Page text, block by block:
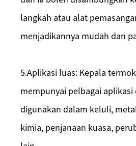
langkah atau alat
menjadikannya mudah dan
5.Aplikasi luas: Kepala
mempunyai pelbagai aplikasi
digunakan dalam keluli,
kimia, penjanaan kuasa,